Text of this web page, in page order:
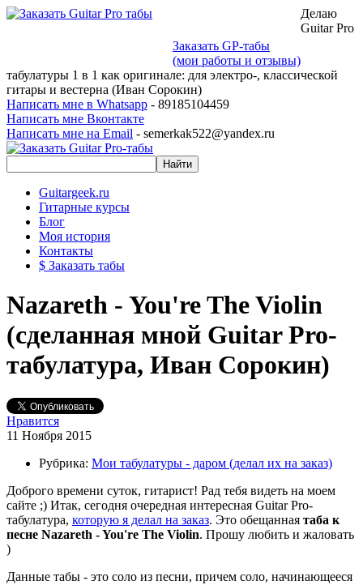
Заказать GP-табы
(мои работы и отзывы)
Делаю
Guitar Pro
табулатуры 1 в 1 как оригинале: для электро-, классической
гитары и вестерна (Иван Сорокин)
Написать мне в Whatsapp - 89185104459
Написать мне Вконтакте
Написать мне на Email - semerkak522@yandex.ru
Guitargeek.ru
Гитарные курсы
Блог
Моя история
Контакты
$ Заказать табы
Nazareth - You're The Violin
(сделанная мной Guitar Pro-
табулатура, Иван Сорокин)
Нравится
11 Ноября 2015
Рубрика: Мои табулатуры - даром (делал их на заказ)
Доброго времени суток, гитарист! Рад тебя видеть на моем
сайте ;) Итак, сегодня очередная интересная Guitar Pro-
табулатура, которую я делал на заказ. Это обещанная таба к
песне Nazareth - You're The Violin. Прошу любить и жаловать
)
Данные табы - это соло из песни, причем соло, начинающееся